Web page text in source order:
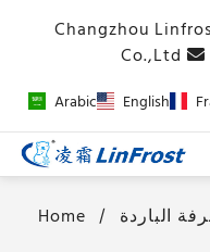
Arabic
English
Home الباردة